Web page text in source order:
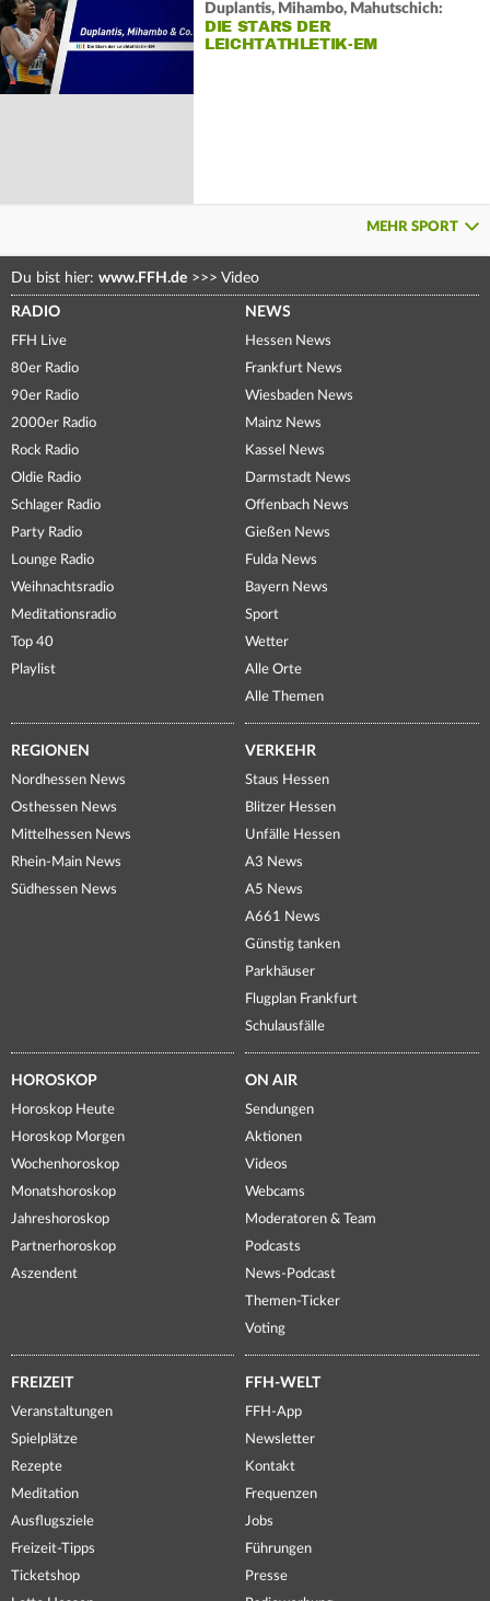
Duplantis, Mihambo, Mahutschich:
DIE STARS DER
LEICHTATHLETIK-EM
MEHR SPORT
Du bist hier: www.FFH.de >>> Video
RADIO
FFH Live
80er Radio
90er Radio
2000er Radio
Rock Radio
Oldie Radio
Schlager Radio
Party Radio
Lounge Radio
Weihnachtsradio
Meditationsradio
Top 40
Playlist
NEWS
Hessen News
Frankfurt News
Wiesbaden News
Mainz News
Kassel News
Darmstadt News
Offenbach News
Gießen News
Fulda News
Bayern News
Sport
Wetter
Alle Orte
Alle Themen
REGIONEN
Nordhessen News
Osthessen News
Mittelhessen News
Rhein-Main News
Südhessen News
VERKEHR
Staus Hessen
Blitzer Hessen
Unfälle Hessen
A3 News
A5 News
A661 News
Günstig tanken
Parkhäuser
Flugplan Frankfurt
Schulausfälle
HOROSKOP
Horoskop Heute
Horoskop Morgen
Wochenhoroskop
Monatshoroskop
Jahreshoroskop
Partnerhoroskop
Aszendent
ON AIR
Sendungen
Aktionen
Videos
Webcams
Moderatoren & Team
Podcasts
News-Podcast
Themen-Ticker
Voting
FREIZEIT
Veranstaltungen
Spielplätze
Rezepte
Meditation
Ausflugsziele
Freizeit-Tipps
Ticketshop
FFH-WELT
FFH-App
Newsletter
Kontakt
Frequenzen
Jobs
Führungen
Presse